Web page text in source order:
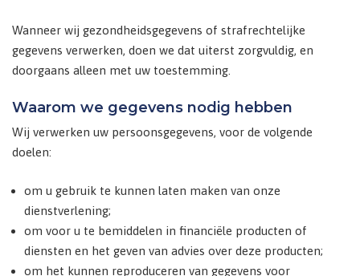
Wanneer wij gezondheidsgegevens of strafrechtelijke
gegevens verwerken, doen we dat uiterst zorgvuldig, en
doorgaans alleen met uw toestemming.
Waarom we gegevens nodig hebben
Wij verwerken uw persoonsgegevens, voor de volgende
doelen:
om u gebruik te kunnen laten maken van onze
dienstverlening;
om voor u te bemiddelen in financiële producten of
diensten en het geven van advies over deze producten;
om het kunnen reproduceren van gegevens voor